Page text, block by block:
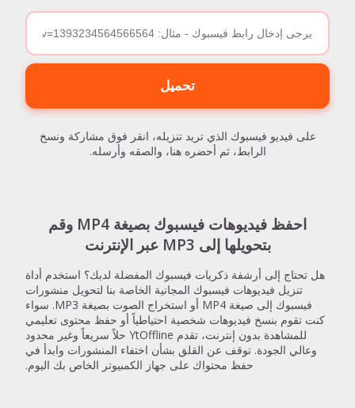
تحميل
على فيديو فيسبوك الذي تريد تنزيله، انقر فوق مشاركة ونسخ
الرابط، ثم أحضره هنا، والصقه وأرسله.
احفظ فيديوهات فيسبوك بصيغة MP4 وقم
بتحويلها إلى MP3 عبر الإنترنت
هل تحتاج إلى أرشفة ذكريات فيسبوك المفضلة لديك؟ استخدم أداة
تنزيل فيديوهات فيسبوك المجانية الخاصة بنا لتحويل منشورات
فيسبوك إلى صيغة MP4 أو استخراج الصوت بصيغة MP3. سواء
كنت تقوم بنسخ فيديوهات شخصية احتياطياً أو حفظ محتوى تعليمي
للمشاهدة بدون إنترنت، تقدم YtOffline حلاً سريعاً وغير محدود
وعالي الجودة. توقف عن القلق بشأن اختفاء المنشورات وابدأ في
حفظ محتواك على جهاز الكمبيوتر الخاص بك اليوم.